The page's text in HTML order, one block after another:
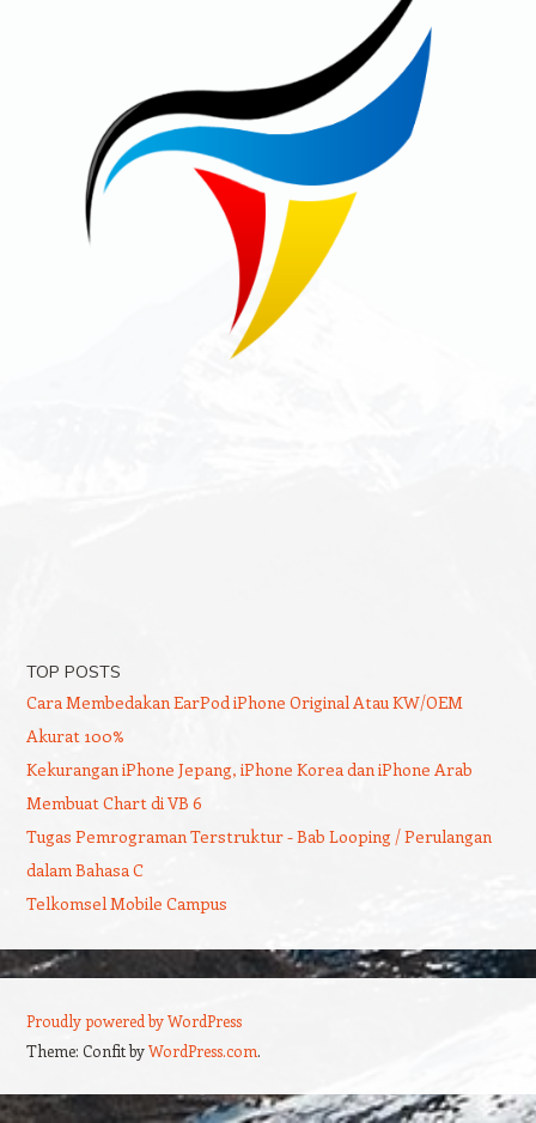
TOP POSTS
Cara Membedakan EarPod iPhone Original Atau KW/OEM
Akurat 100%
Kekurangan iPhone Jepang, iPhone Korea dan iPhone Arab
Membuat Chart di VB 6
Tugas Pemrograman Terstruktur - Bab Looping / Perulangan
dalam Bahasa C
Telkomsel Mobile Campus
Proudly powered by WordPress
Theme: Confit byWordPress.com.